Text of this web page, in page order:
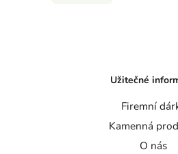
Užitečné
Firemní
Kamenná
O nás